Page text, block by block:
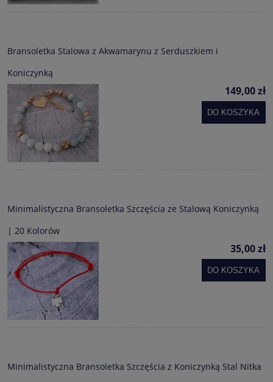
Bransoletka Stalowa z Akwamarynu z Serduszkiem i
Koniczynką
149,00 zł
DO KOSZYKA
Minimalistyczna Bransoletka Szczęścia ze Stalową Koniczynką
| 20 Kolorów
35,00 zł
DO KOSZYKA
Minimalistyczna Bransoletka Szczęścia z Koniczynką Stal Nitka